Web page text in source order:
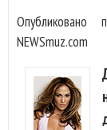
Опубликовано
NEWSmuz.com